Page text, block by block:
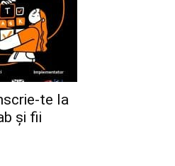
te la
și fii